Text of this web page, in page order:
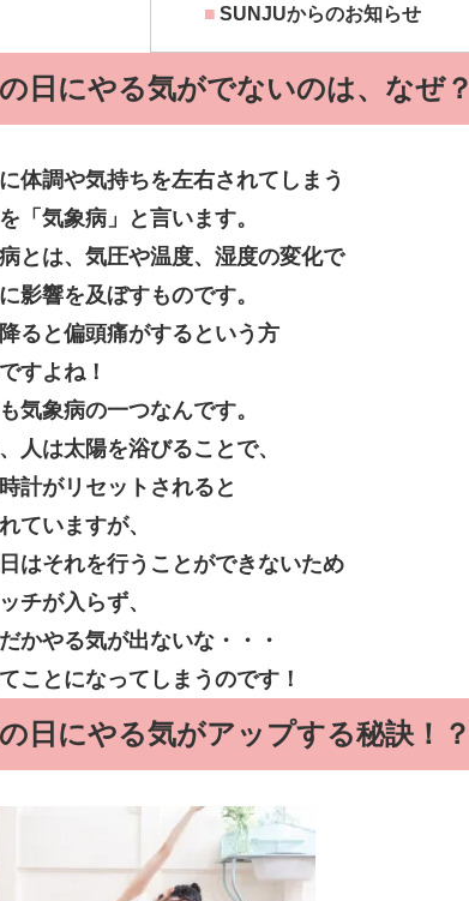
SUNJUからのお知らせ
日にやる気がでないのは、なぜ？
体調や気持ちを左右されてしまう
「気象病」と言います。
とは、気圧や温度、湿度の変化で
影響を及ぼすものです。
ると偏頭痛がするという方
すよね！
気象病の一つなんです。
人は太陽を浴びることで、
計がリセットされると
ていますが、
はそれを行うことができないため
チが入らず、
かやる気が出ないな・・・
ことになってしまうのです！
日にやる気がアップする秘訣！？